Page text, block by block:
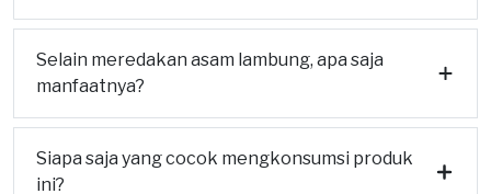
Selain meredakan asam lambung, apa saja
manfaatnya?
Siapa saja yang cocok mengkonsumsi produk
ini?